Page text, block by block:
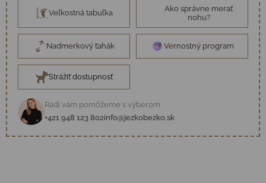
Veľkostná tabuľka
Ako správne merať
nohu?
Nadmerkový ťahák Vernostný program
Strážiť dostupnosť
Radi vám pomôžeme s výberom
+421 948 123 802info@jezkobezko.sk